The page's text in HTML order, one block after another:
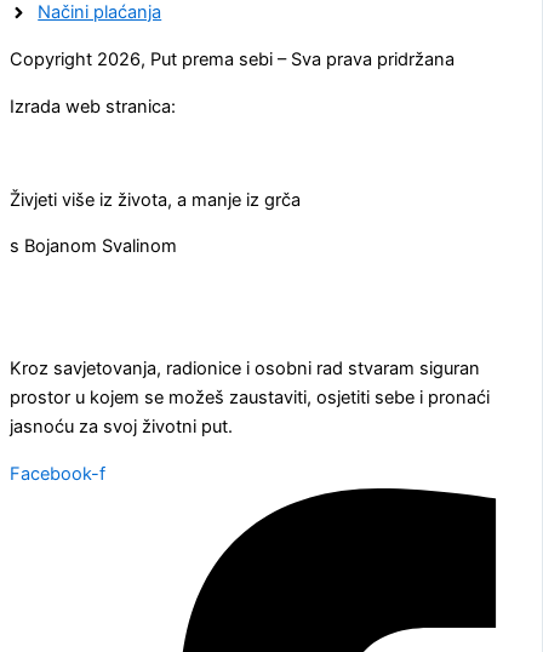
Načini plaćanja
Copyright 2026, Put prema sebi – Sva prava pridržana
Izrada web stranica:
Živjeti više iz života, a manje iz grča
s Bojanom Svalinom
Kroz savjetovanja, radionice i osobni rad stvaram siguran
prostor u kojem se možeš zaustaviti, osjetiti sebe i pronaći
jasnoću za svoj životni put.
Facebook-f